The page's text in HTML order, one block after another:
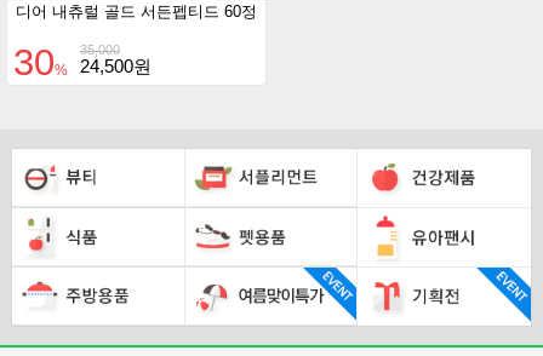
디어 내츄럴 골드 서든펩티드 60정
35,000
30% 24,500원